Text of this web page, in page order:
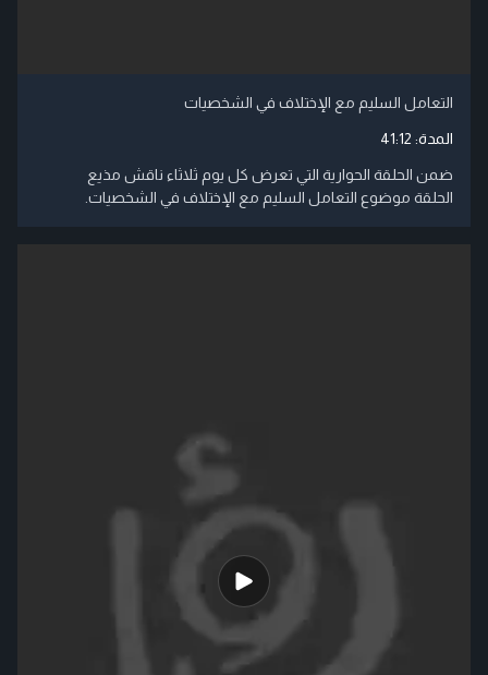
التعامل السليم مع الإختلاف في الشخصيات
المدة: 41:12
ضمن الحلقة الحوارية التي تعرض كل يوم ثلاثاء ناقش مذيع
الحلقة موضوع التعامل السليم مع الإختلاف في الشخصيات.